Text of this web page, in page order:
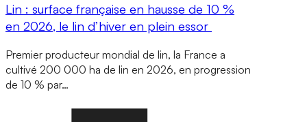
Lin : surface française en hausse de 10 %
en 2026, le lin d’hiver en plein essor
Premier producteur mondial de lin, la France a
cultivé 200 000 ha de lin en 2026, en progression
de 10 % par…